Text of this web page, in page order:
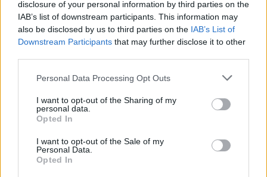
disclosure of your personal information by third parties on the
IAB’s list of downstream participants. This information may
also be disclosed by us to third parties on the IAB’s List of
Downstream Participants that may further disclose it to other
Personal Data Processing Opt Outs
I want to opt-out of the Sharing of my
personal data.
Opted In
I want to opt-out of the Sale of my
Personal Data.
Opted In
Áprilisi megjelenések – Régi ismerősök új
köntösben, és a magyar Mandragora!
LEGFRISSEBB VIDEÓNK